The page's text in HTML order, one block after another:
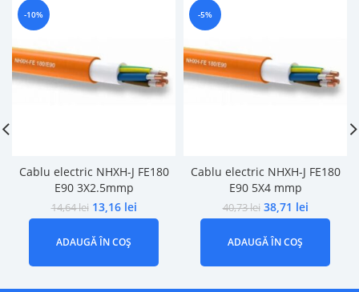
-10%
Cablu electric NHXH-J FE180
E90 3X2.5mmp
14,64lei 13,16 lei
ADAUGĂ ÎN COȘ
-5%
Cablu electric NHXH-J FE180
E90 5X4 mmp
40,73lei 38,71 lei
ADAUGĂ ÎN COȘ